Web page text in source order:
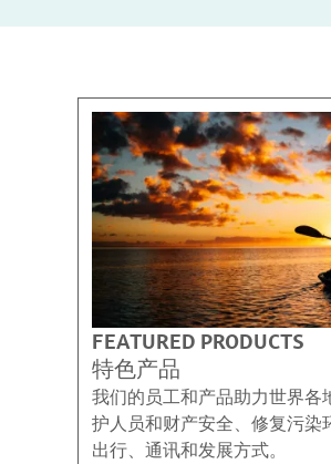
FEATURED PRODUCTS
特色产品
我们的员工和产品助力世界各
护人员和财产安全、修复污染
出行、通讯和发展方式。